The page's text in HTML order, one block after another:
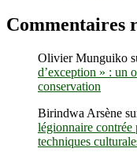
Commentaires
Olivier Munguiko
d’exception » : un
conservation
Birindwa Arsène
légionnaire contrée
techniques